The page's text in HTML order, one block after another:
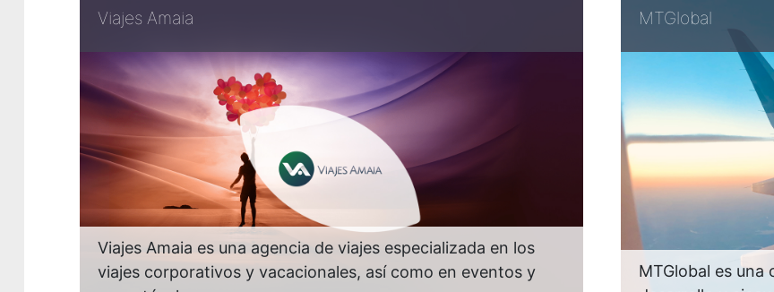
Viajes Amaia
Viajes Amaia es una agencia de viajes especializada en los
viajes corporativos y vacacionales, así como en eventos y
MTGlobal
MTGlobal es una